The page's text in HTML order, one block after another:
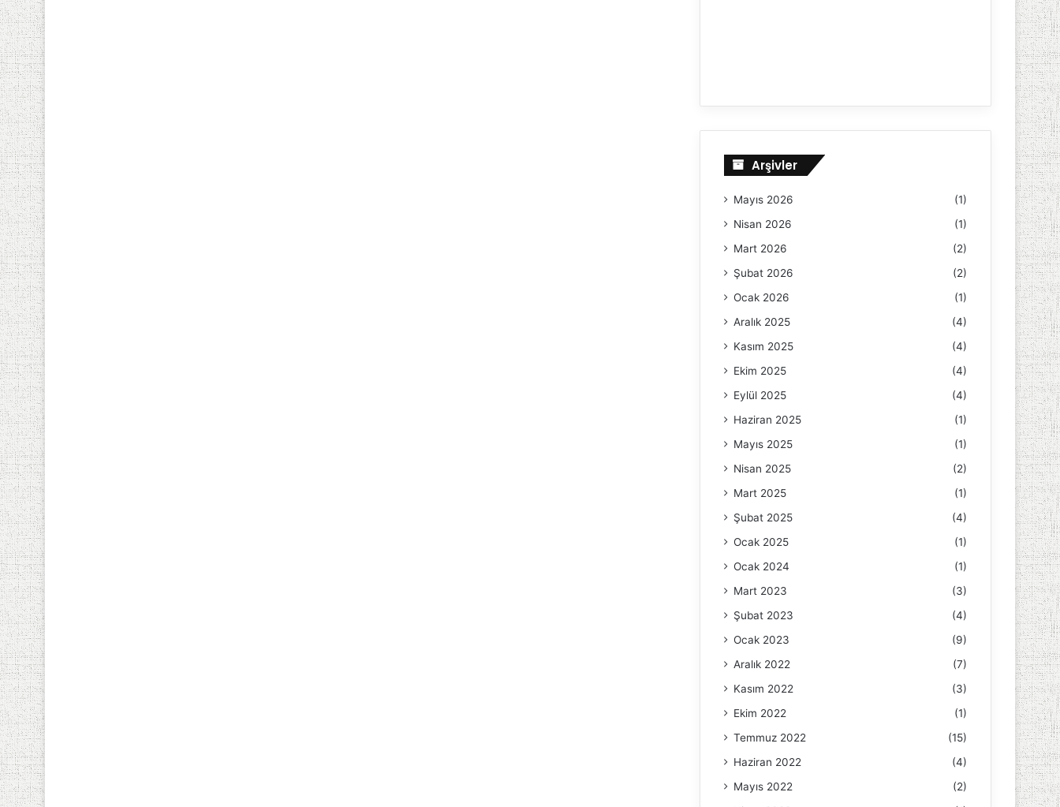
Arşivler
Mayıs 2026
(1)
Nisan 2026
(1)
Mart 2026
(2)
Şubat 2026
(2)
Ocak 2026
(1)
Aralık 2025
(4)
Kasım 2025
(4)
Ekim 2025
(4)
Eylül 2025
(4)
Haziran 2025
(1)
Mayıs 2025
(1)
Nisan 2025
(2)
Mart 2025
(1)
Şubat 2025
(4)
Ocak 2025
(1)
Ocak 2024
(1)
Mart 2023
(3)
Şubat 2023
(4)
Ocak 2023
(9)
Aralık 2022
(7)
Kasım 2022
(3)
Ekim 2022
(1)
Temmuz 2022
(15)
Haziran 2022
(4)
Mayıs 2022
(2)